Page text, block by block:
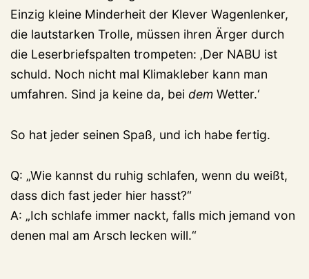
Einzig kleine Minderheit der Klever Wagenlenker,
die lautstarken Trolle, müssen ihren Ärger durch
die Leserbriefspalten trompeten: ‚Der NABU ist
schuld. Noch nicht mal Klimakleber kann man
umfahren. Sind ja keine da, bei dem Wetter.‘
So hat jeder seinen Spaß, und ich habe fertig.
Q: „Wie kannst du ruhig schlafen, wenn du weißt,
dass dich fast jeder hier hasst?“
A: „Ich schlafe immer nackt, falls mich jemand von
denen mal am Arsch lecken will.“